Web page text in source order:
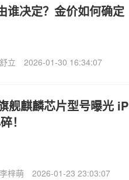
谁决定？金价如何确定
立 2026-01-30 16:34:07
舰麒麟芯片型号曝光
！
李梓萌 2026-01-23 23:03:07